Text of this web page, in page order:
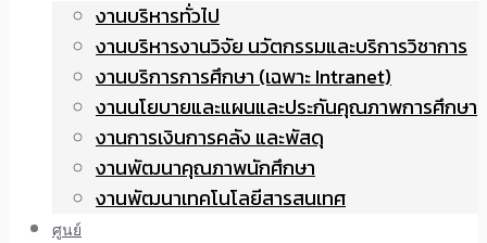
งานบริหารทั่วไป
งานบริหารงานวิจัย นวัตกรรมและบริการวิชาการ
งานบริการการศึกษา (เฉพาะ Intranet)
งานนโยบายและแผนและประกันคุณภาพการศึกษา
งานการเงินการคลัง และพัสดุ
งานพัฒนาคุณภาพนักศึกษา
งานพัฒนาเทคโนโลยีสารสนเทศ
ศูนย์